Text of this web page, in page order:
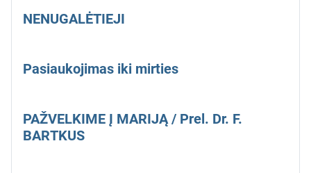
NENUGALĖTIEJI
Pasiaukojimas iki mirties
PAŽVELKIME Į MARIJĄ / Prel. Dr. F.
BARTKUS